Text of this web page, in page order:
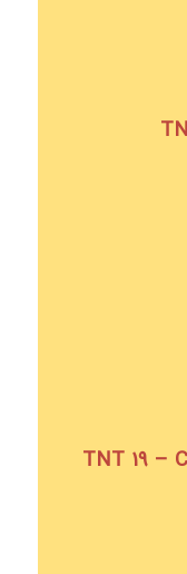
TNT 19 –